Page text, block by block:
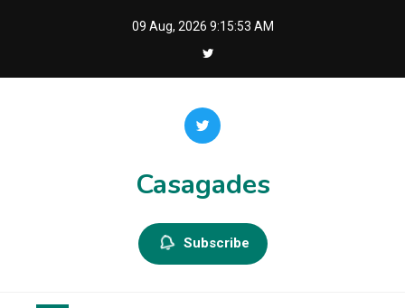
09 Aug, 2026 9:15:53 AM
Casagades
Subscribe